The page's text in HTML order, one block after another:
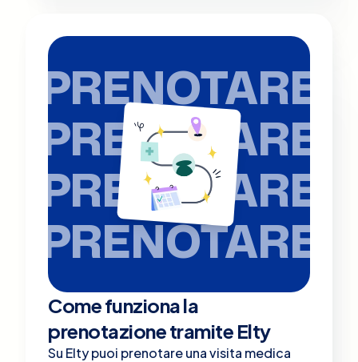
PRENOTARE
PRENOTARE
PRENOTARE
PRENOTARE
Come funziona la
prenotazione tramite Elty
Su Elty puoi prenotare una visita medica